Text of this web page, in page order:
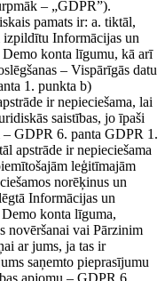
– „GDPR”).
pamats ir: a. tiktāl,
izpildītu Informācijas un
konta līgumu, kā arī
– Vispārīgās datu
1. punkta b)
ir nepieciešama, lai
saistības, jo īpaši
– GDPR 6. panta GDPR 1.
apstrāde ir nepieciešama
leģitīmajām
norēķinus un
Informācijas un
konta līguma,
novēršanai vai Pārzinim
ar jums, ja tas ir
saņemto pieprasījumu
apjomu – GDPR 6.